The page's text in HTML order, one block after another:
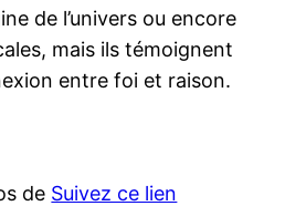
de l’univers ou encore
mais ils témoignent
entre foi et raison.
de Suivez ce lien